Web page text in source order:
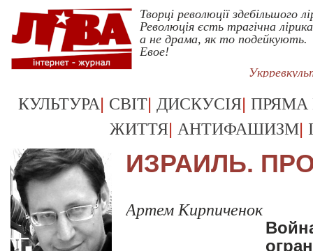
Творці революції здебільшого
Революція єсть трагічна
а не драма, як то подейкують.
Евое!
КУЛЬТУРА| СВІТ| ДИСКУСІЯ| ПРЯМА
ЖИТТЯ| АНТИФАШИЗМ|
ИЗРАИЛЬ.
Артем Кирпиченок